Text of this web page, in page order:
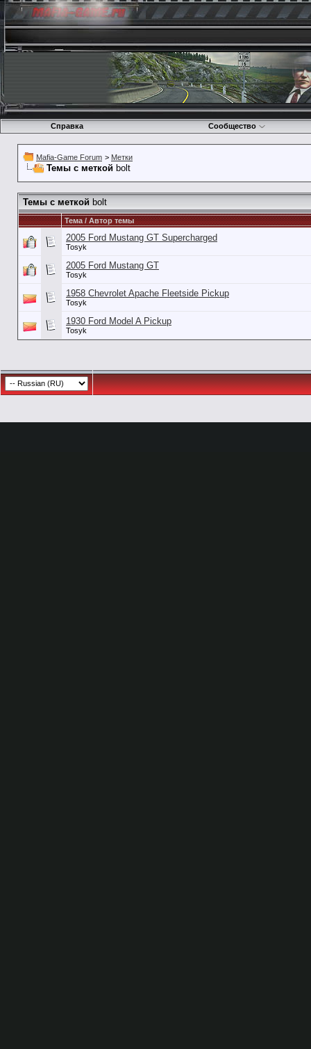
Справка Сообщество
Mafia-Game Forum > Метки
Темы с меткой bolt
Темы с меткой bolt
Тема / Автор темы
2005 Ford Mustang GT Supercharged
Tosyk
2005 Ford Mustang GT
Tosyk
1958 Chevrolet Apache Fleetside Pickup
Tosyk
1930 Ford Model A Pickup
Tosyk